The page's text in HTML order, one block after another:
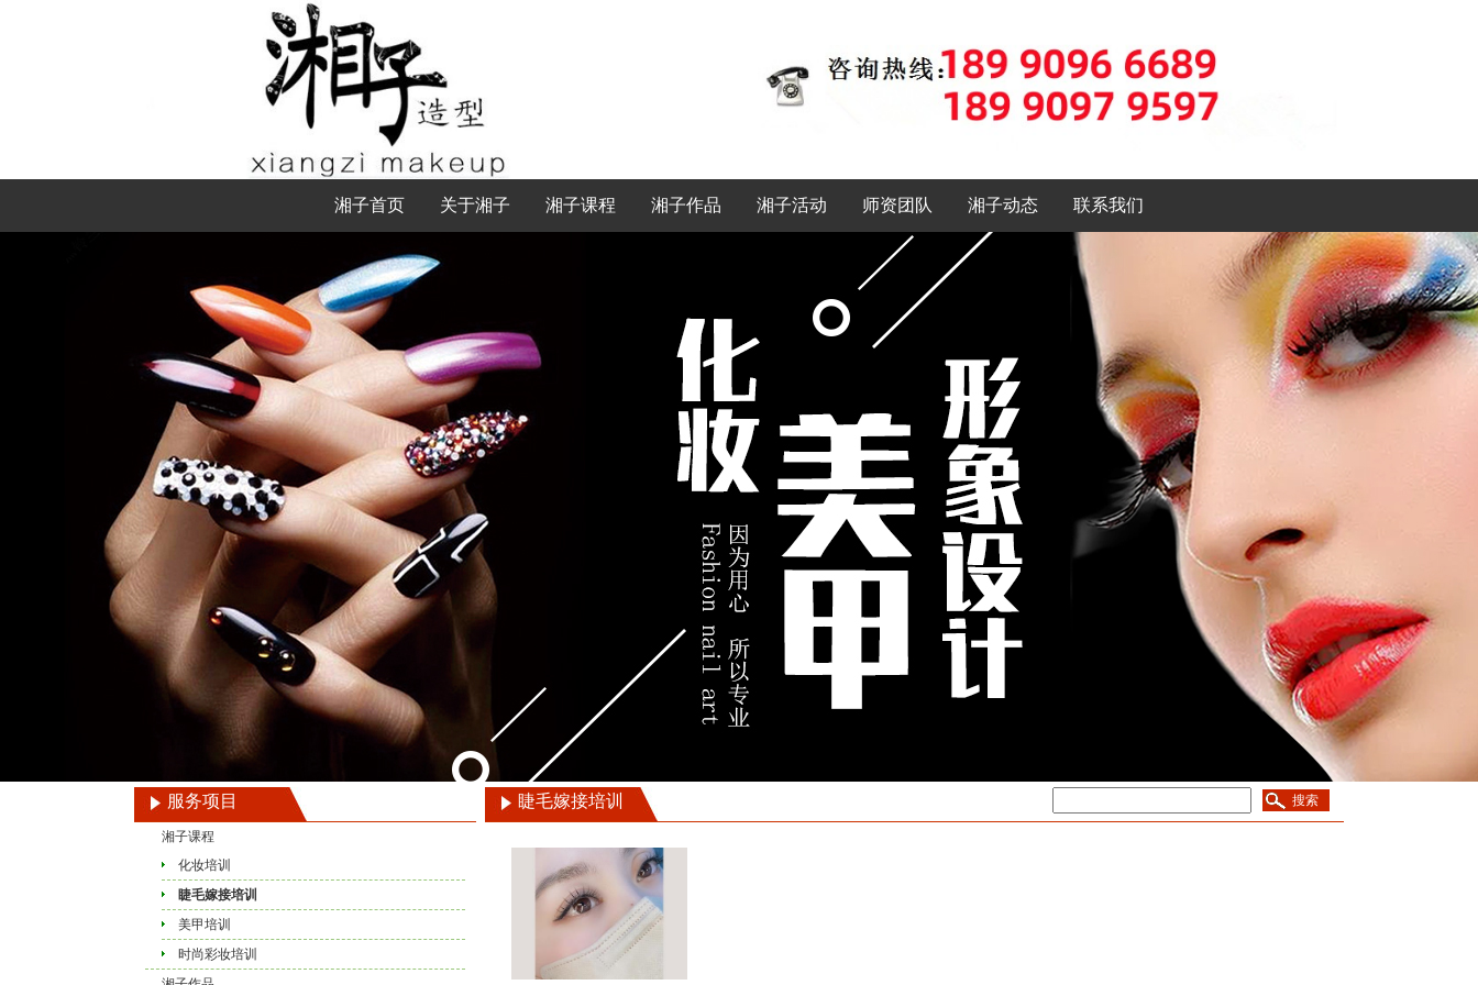
湘子首页 关于湘子 湘子课程 湘子作品 湘子活动 师资团队 湘子动态 联系我们
服务项目
湘子课程
化妆培训
睫毛嫁接培训
美甲培训
时尚彩妆培训
睫毛嫁接培训